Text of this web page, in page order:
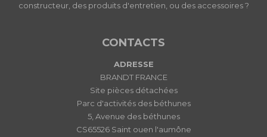
constructeur, des produits d'entretien, ou des accessoires ?
CONTACTS
ADRESSE
BRANDT FRANCE
Site pièces détachées
Parc d'activités des béthunes
5, Avenue des béthunes
CS65526 Saint ouen l'aumône